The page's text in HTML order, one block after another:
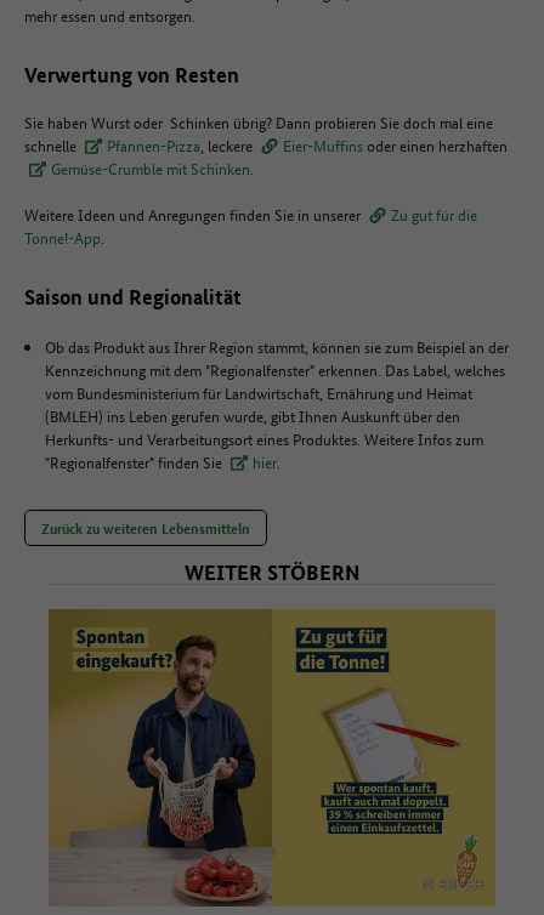
mehr essen und entsorgen.
Verwertung von Resten
Sie haben Wurst oder Schinken übrig? Dann probieren Sie doch mal eine
schnelle
Pfannen-Pizza, leckere Eier-Muffinsoder einen herzhaften
Gemüse-Crumble mit Schinken.
Weitere Ideen und Anregungen finden Sie in unserer
Zu gut für die
Tonne!-App.
Saison und Regionalität
Ob das Produkt aus Ihrer Region stammt, können sie zum Beispiel an der
Kennzeichnung mit dem "Regionalfenster" erkennen. Das Label, welches
vom Bundesministerium für Landwirtschaft, Ernährung und Heimat
(BMLEH) ins Leben gerufen wurde, gibt Ihnen Auskunft über den
Herkunfts- und Verarbeitungsort eines Produktes. Weitere Infos zum
"Regionalfenster" finden Sie
hier.
Zurück zu weiteren Lebensmitteln
WEITER STÖBERN
© BMLEH